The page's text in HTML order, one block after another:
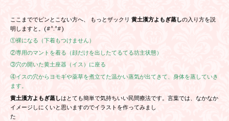
ここまででピンとこない方へ、 もっとザックリ 黄土漢方よもぎ蒸しの入り方を説
明しますと。(#^.^#)
①裸になる（下着もつけません）
②専用のマントを着る（顔だけを出したてるてる坊主状態）
③穴の開いた黄土座器（イス）に座る
④イスの穴からヨモギや薬草を煮立てた温かい蒸気が出てきて、身体を蒸していき
ます。
黄土漢方よもぎ蒸しはとても簡単で気持ちいい民間療法です。言葉では、なかなか
イメージしにくいと思いますのでイラストを作ってみまし
た